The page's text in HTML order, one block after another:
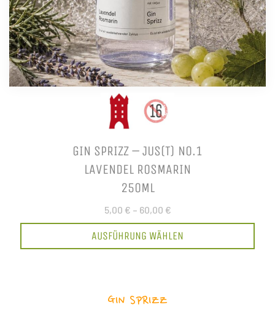
GIN SPRIZZ – JUS(T) NO.1
LAVENDEL ROSMARIN
250ML
5,00 € – 60,00 €
AUSFÜHRUNG WÄHLEN
GIN SPRIZZ